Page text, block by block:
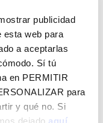
publicidad
esta web para
a aceptarlas
Sí tú
en PERMITIR
para
y qué no. Si
dejado aquí.